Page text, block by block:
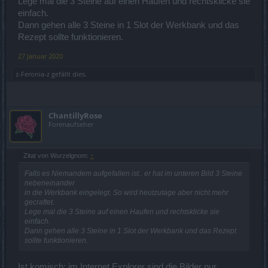
einfach.
Dann gehen alle 3 Steine in 1 Slot der Werkbank und das
Rezept sollte funktionieren.
27 Januar 2020
z-Feronia-z gefällt dies.
ChantillyRose
Forenaufseher
Zitat von Wurzelgnom: ↑
Falls es Niemandem aufgefallen ist.. er hat im unteren Bild 3 Steine
nebeneinander
in die Werkbank eingelegt. So wird heutzutage aber nicht mehr
gecraftet.
Lege mal die 3 Steine auf einen Haufen und rechtsklicke sie
einfach.
Dann gehen alle 3 Steine in 1 Slot der Werkbank und das Rezept
sollte funktionieren.